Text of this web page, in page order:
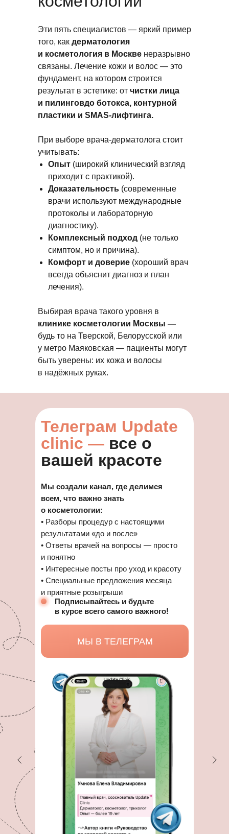
Эти пять специалистов — яркий пример
того, как дерматология
и косметология в Москве неразрывно
связаны. Лечение кожи и волос — это
фундамент, на котором строится
результат в эстетике: от чистки лица
и пилинговдо ботокса, контурной
пластики и SMAS-лифтинга.
При выборе врача-дерматолога стоит
учитывать:
Опыт (широкий клинический взгляд
приходит с практикой).
Доказательность (современные
врачи используют международные
протоколы и лабораторную
диагностику).
Комплексный подход (не только
симптом, но и причина).
Комфорт и доверие (хороший врач
всегда объяснит диагноз и план
лечения).
Выбирая врача такого уровня в
клинике косметологии Москвы —
будь то на Тверской, Белорусской или
у метро Маяковская — пациенты могут
быть уверены: их кожа и волосы
в надёжных руках.
Телеграм Update
clinic — все о
вашей красоте
Мы создали канал, где делимся
всем, что важно знать
о косметологии:
• Разборы процедур с настоящими
результатами «до и после»
• Ответы врачей на вопросы — просто
и понятно
• Интересные посты про уход и красоту
• Специальные предложения месяца
и приятные розыгрыши
Подписывайтесь и будьте
в курсе всего самого важного!
МЫ В ТЕЛЕГРАМ